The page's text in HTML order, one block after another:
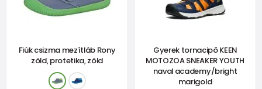
Fiúk csizma mezítláb Rony
zöld, protetika, zöld
Gyerek tornacipő KEEN
MOTOZOA SNEAKER YOUTH
naval academy/bright
marigold